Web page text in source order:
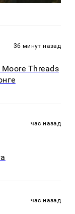
36 минут назад
Threads
час назад
час назад